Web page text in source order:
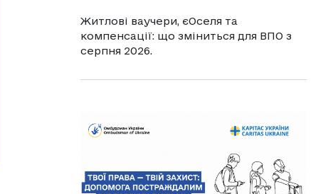
Житлові ваучери, єОселя та
компенсації: що зміниться для ВПО з
серпня 2026.